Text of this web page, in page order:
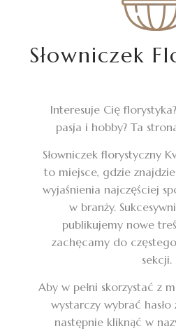
Słowniczek
Interesuje Cię
pasja i hobby? Ta
Słowniczek florystyczny
to miejsce, gdzie
wyjaśnienia najczęściej
w branży.
publikujemy nowe
zachęcamy do
sekcji.
Aby w pełni skorzystać z
wystarczy wybrać hasło
następnie kliknąć w